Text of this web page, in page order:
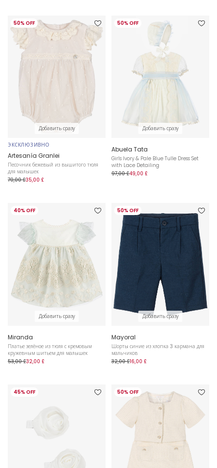
50% OFF
Добавить сразу
ЭКСКЛЮЗИВНО
Artesanía Granlei
Песочник бежевый из вышитого тюля
для малышек
70,00 £35,00 £
50% OFF
Добавить сразу
Abuela Tata
Girls Ivory & Pale Blue Tulle Dress Set
with Lace Detailing
97,00 £49,00 £
40% OFF
Добавить сразу
Miranda
Платье зелёное из тюля с кремовым
кружевным шитьем для малышек
53,00 £32,00 £
50% OFF
Добавить сразу
Mayoral
Шорты синие из хлопка 3 кармана для
мальчиков
32,00 £16,00 £
45% OFF 50% OFF